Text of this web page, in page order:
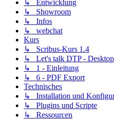
↳ Entwicklung
↳ Showroom
↳ Infos
↳ webchat
Kurs
↳ Scribus-Kurs 1.4
↳ Let's talk DTP -
↳ 1 - Einleitung
↳ 6 - PDF Export
Technisches
↳ Installation und
↳ Plugins und Scripte
↳ Ressourcen